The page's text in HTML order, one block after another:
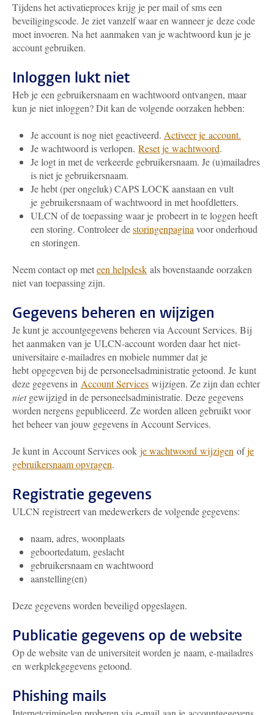
Tijdens het activatieproces krijg je per mail of sms een
beveiligingscode. Je ziet vanzelf waar en wanneer je deze code
moet invoeren. Na het aanmaken van je wachtwoord kun je je
account gebruiken.
Inloggen lukt niet
Heb je een gebruikersnaam en wachtwoord ontvangen, maar
kun je niet inloggen? Dit kan de volgende oorzaken hebben:
Je account is nog niet geactiveerd. Activeer je account.
Je wachtwoord is verlopen. Reset je wachtwoord.
Je logt in met de verkeerde gebruikersnaam. Je (u)mailadres
is niet je gebruikersnaam.
Je hebt (per ongeluk) CAPS LOCK aanstaan en vult
je gebruikersnaam of wachtwoord in met hoofdletters.
ULCN of de toepassing waar je probeert in te loggen heeft
een storing. Controleer destoringenpagina voor onderhoud
en storingen.
Neem contact op meteen helpdesk als bovenstaande oorzaken
niet van toepassing zijn.
Gegevens beheren en wijzigen
Je kunt je accountgegevens beheren via Account Services. Bij
het aanmaken van je ULCN-account worden daar het niet-
universitaire e-mailadres en mobiele nummer dat je
hebt opgegeven bij de personeelsadministratie getoond. Je kunt
deze gegevens in Account Services wijzigen. Ze zijn dan echter
nietgewijzigd in de personeelsadministratie. Deze gegevens
worden nergens gepubliceerd. Ze worden alleen gebruikt voor
het beheer van jouw gegevens in Account Services.
Je kunt in Account Services ook je wachtwoord wijzigen ofje
gebruikersnaam opvragen.
Registratie gegevens
ULCN registreert van medewerkers de volgende gegevens:
naam, adres, woonplaats
geboortedatum, geslacht
gebruikersnaam en wachtwoord
aanstelling(en)
Deze gegevens worden beveiligd opgeslagen.
Publicatie gegevens op de website
Op de website van de universiteit worden je naam, e-mailadres
en werkplekgegevens getoond.
Phishing mails